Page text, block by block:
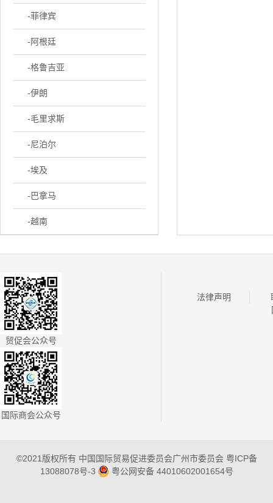
-菲律宾
-阿根廷
-格鲁吉亚
-伊朗
-毛里求斯
-尼泊尔
-埃及
-巴拿马
-越南
贸促会公众号
国际商会公众号
法律声明
©2021版权所有 中国国际贸易促进委员会广州市委员会 粤ICP备
13088078号-3
粤公网安备 44010602001654号